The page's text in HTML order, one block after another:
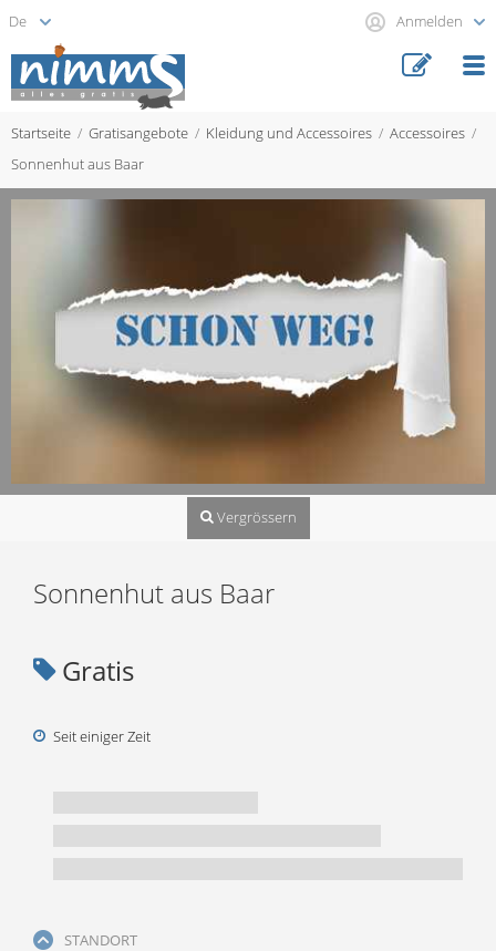
Anmelden
Startseite Gratisangebote Kleidung und Accessoires
Accessoires
Sonnenhut aus Baar
Vergrössern
Sonnenhut aus Baar
Gratis
Seit einiger Zeit
STANDORT